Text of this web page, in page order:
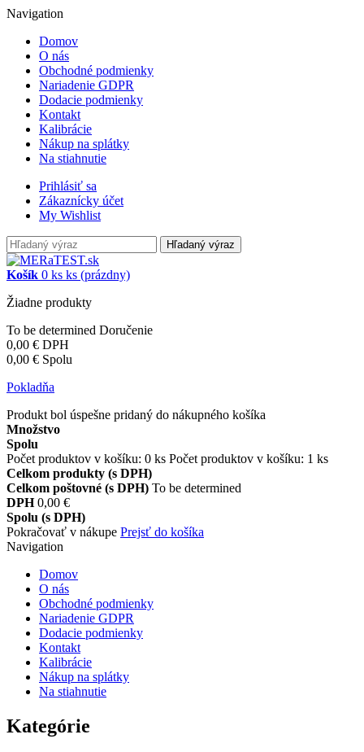
Navigation
Domov
O nás
Obchodné podmienky
Nariadenie GDPR
Dodacie podmienky
Kontakt
Kalibrácie
Nákup na splátky
Na stiahnutie
Prihlásiť sa
Zákaznícky účet
My Wishlist
Hľadaný výraz
Košík 0 ks ks (prázdny)
Žiadne produkty
To be determined Doručenie
0,00 € DPH
0,00 € Spolu
Pokladňa
Produkt bol úspešne pridaný do nákupného košíka
Množstvo
Spolu
Počet produktov v košíku: 0 ks Počet produktov v košíku: 1 ks
Celkom produkty (s DPH)
Celkom poštovné (s DPH) To be determined
DPH 0,00 €
Spolu (s DPH)
Pokračovať v nákupe Prejsť do košíka
Navigation
Domov
O nás
Obchodné podmienky
Nariadenie GDPR
Dodacie podmienky
Kontakt
Kalibrácie
Nákup na splátky
Na stiahnutie
Kategórie